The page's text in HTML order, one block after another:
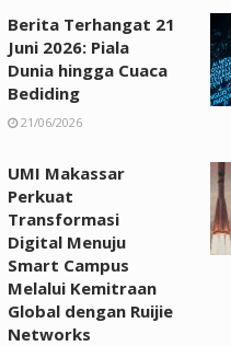
Berita Terhangat 21
Juni 2026: Piala
Dunia hingga Cuaca
Bediding
21/06/2026
UMI Makassar
Perkuat
Transformasi
Digital Menuju
Smart Campus
Melalui Kemitraan
Global dengan Ruijie
Networks